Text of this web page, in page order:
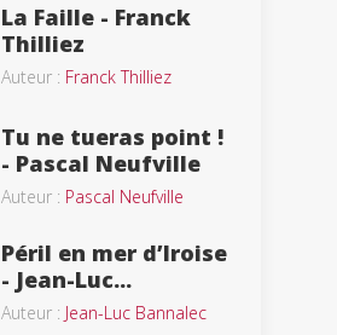
La Faille - Franck
Thilliez
Auteur : Franck Thilliez
Tu ne tueras point !
- Pascal Neufville
Auteur : Pascal Neufville
Péril en mer d’Iroise
- Jean-Luc...
Auteur : Jean-Luc Bannalec